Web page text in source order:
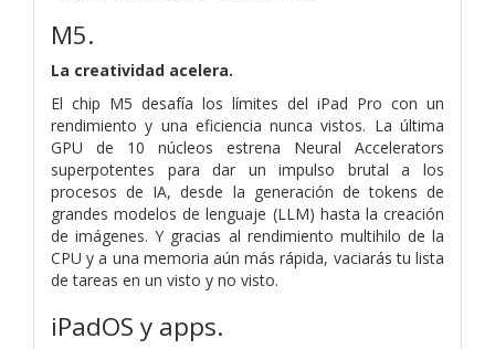
M5.
La creatividad acelera.
El chip M5 desafía los límites del iPad Pro con un
rendi­miento y una eficiencia nunca vistos. La última
GPU de 10 núcleos estrena Neural Accelerators
superpotentes para dar un impulso brutal a los
procesos de IA, desde la generación de tokens de
grandes modelos de lenguaje (LLM) hasta la creación
de imágenes. Y gracias al rendi­miento multihilo de la
CPU y a una memoria aún más rápida, vaciarás tu lista
de tareas en un visto y no visto.
iPadOS y apps.